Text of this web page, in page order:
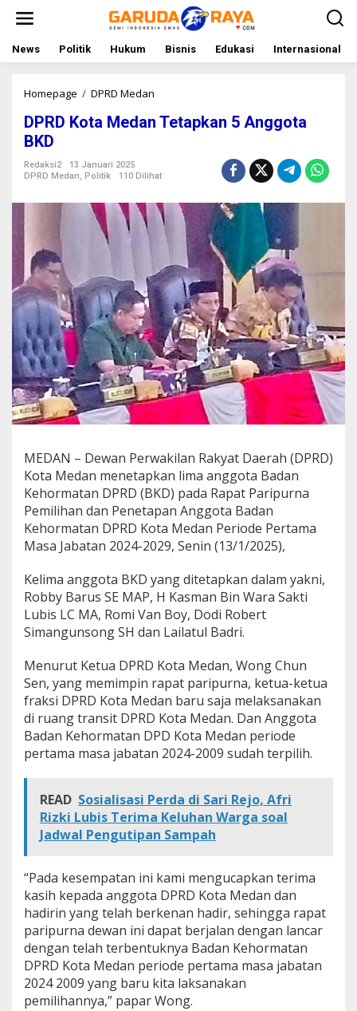
t
News Politik Hukum Bisnis Edukasi Internasional
Homepage / DPRD Medan
R
t
M
e
n
T
e
t
a
p
k
a
n
5
A
n
g
o
t
a
B
K
D
DPRD Kota Medan Tetapkan 5 Anggota
BKD
Redaksi2
13 Januari 2025
DPRD Medan, Politik 110 Dilihat
MEDAN – Dewan Perwakilan Rakyat Daerah (DPRD)
Kota Medan menetapkan lima anggota Badan
Kehormatan DPRD (BKD) pada Rapat Paripurna
Pemilihan dan Penetapan Anggota Badan
Kehormatan DPRD Kota Medan Periode Pertama
Masa Jabatan 2024-2029, Senin (13/1/2025),
Kelima anggota BKD yang ditetapkan dalam yakni,
Robby Barus SE MAP, H Kasman Bin Wara Sakti
Lubis LC MA, Romi Van Boy, Dodi Robert
Simangunsong SH dan Lailatul Badri.
Menurut Ketua DPRD Kota Medan, Wong Chun
Sen, yang memimpin rapat paripurna, ketua-ketua
fraksi DPRD Kota Medan baru saja melaksanakan
di ruang transit DPRD Kota Medan. Dan Anggota
Badan Kehormatan DPD Kota Medan periode
pertama masa jabatan 2024-2009 sudah terpilih.
READ Sosialisasi Perda di Sari Rejo, Afri
Rizki Lubis Terima Keluhan Warga soal
Jadwal Pengutipan Sampah
“Pada kesempatan ini kami mengucapkan terima
kasih kepada anggota DPRD Kota Medan dan
hadirin yang telah berkenan hadir, sehingga rapat
paripurna dewan ini dapat berjalan dengan lancar
dengan telah terbentuknya Badan Kehormatan
DPRD Kota Medan periode pertama masa jabatan
2024 2009 yang baru kita laksanakan
pemilihannya,” papar Wong.